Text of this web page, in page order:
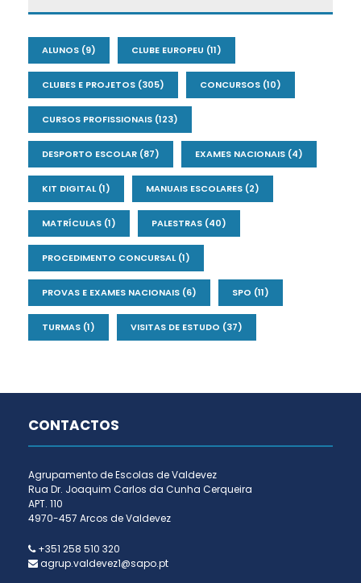
ALUNOS (9) CLUBE EUROPEU (11)
CLUBES E PROJETOS (305) CONCURSOS (10)
CURSOS PROFISSIONAIS (123)
DESPORTO ESCOLAR (87) EXAMES NACIONAIS (4)
KIT DIGITAL(1) MANUAIS ESCOLARES (2)
MATRÍCULAS (1) PALESTRAS (40)
PROCEDIMENTO CONCURSAL(1)
PROVAS E EXAMES NACIONAIS (6) SPO (11)
TURMAS (1) VISITAS DE ESTUDO (37)
CONTACTOS
Agrupamento de Escolas de Valdevez
Rua Dr. Joaquim Carlos da Cunha Cerqueira
APT. 110
4970-457 Arcos de Valdevez
+351 258 510 320
agrup.valdevez1@sapo.pt